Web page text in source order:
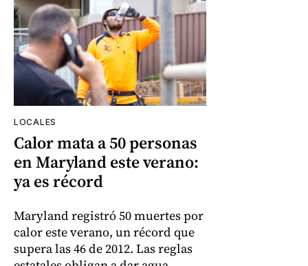
LOCALES
Calor mata a 50 personas
en Maryland este verano:
ya es récord
Maryland registró 50 muertes por
calor este verano, un récord que
supera las 46 de 2012. Las reglas